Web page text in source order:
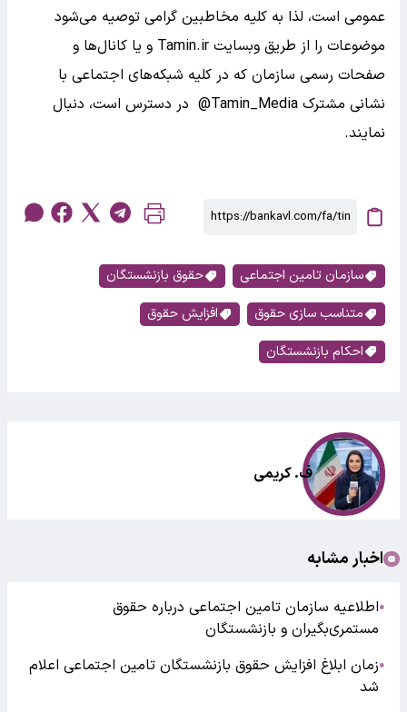
عمومی است، لذا به کلیه مخاطبین گرامی توصیه می‌شود
موضوعات را از طریق وبسایت Tamin.ir و یا کانال‌ها و
صفحات رسمی سازمان که در کلیه شبکه‌های اجتماعی با
نشانی مشترک Tamin_Media@ در دسترس است، دنبال
نمایند.
سازمان تامین اجتماعی
حقوق بازنشستگان
متناسب سازی حقوق
افزایش حقوق
احکام بازنشستگان
ف. کریمی
اخبار مشابه
●اطلاعیه سازمان تامین اجتماعی درباره حقوق
مستمری‌بگیران و بازنشستگان
●زمان ابلاغ افزایش حقوق بازنشستگان تامین اجتماعی اعلام
شد